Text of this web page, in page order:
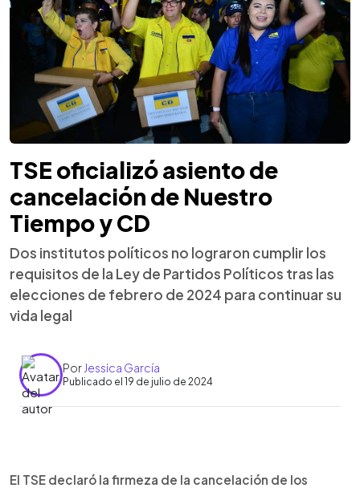
TSE oficializó asiento de
cancelación de Nuestro
Tiempo y CD
Dos institutos políticos no lograron cumplir los
requisitos de la Ley de Partidos Políticos tras las
elecciones de febrero de 2024 para continuar su
vida legal
Por Jessica García
Publicado el 19 de julio de 2024
► Escuchar artículo
El TSE declaró la firmeza de la cancelación de los